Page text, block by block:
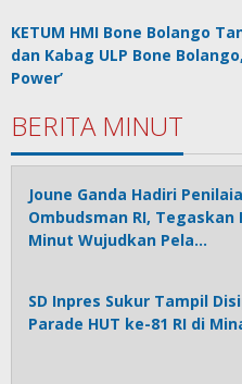
KETUM HMI Bone Bolango
dan Kabag ULP Bone
Power’
BERITA MINUT
Joune Ganda Hadiri
Ombudsman RI,
Minut Wujudkan Pela…
SD Inpres Sukur Tampil
Parade HUT ke-81 RI di